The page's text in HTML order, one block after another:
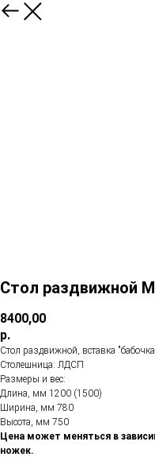
Стол раздвижной
8400,00
р.
Стол раздвижной, вставка
Столешница: ЛДСП
Размеры и вес:
Длина, мм 1200 (1500)
Ширина, мм 780
Высота, мм 750
Цена может меняться в
ножек.